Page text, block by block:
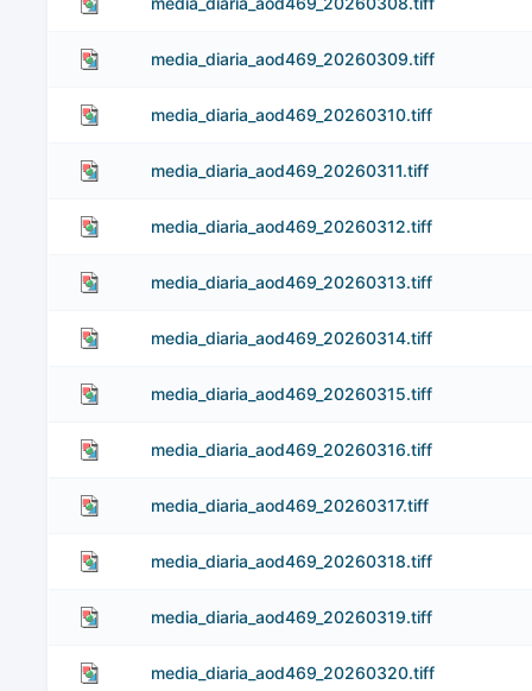
media_diaria_aod469_20260309.tiff
media_diaria_aod469_20260310.tiff
media_diaria_aod469_20260311.tiff
media_diaria_aod469_20260312.tiff
media_diaria_aod469_20260313.tiff
media_diaria_aod469_20260314.tiff
media_diaria_aod469_20260315.tiff
media_diaria_aod469_20260316.tiff
media_diaria_aod469_20260317.tiff
media_diaria_aod469_20260318.tiff
media_diaria_aod469_20260319.tiff
media_diaria_aod469_20260320.tiff